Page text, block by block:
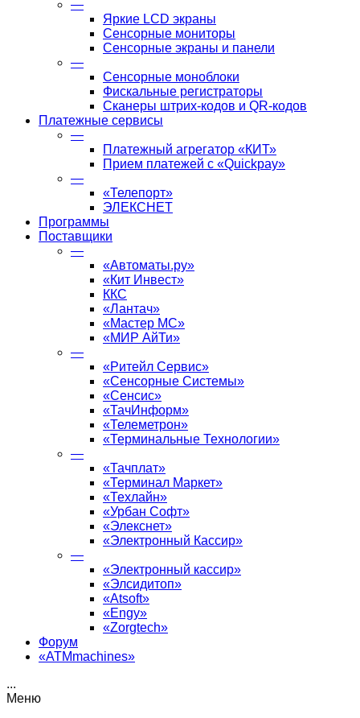
—
Яркие LCD экраны
Сенсорные мониторы
Сенсорные экраны и панели
—
Сенсорные моноблоки
Фискальные регистраторы
Сканеры штрих-кодов и QR-кодов
Платежные сервисы
—
Платежный агрегатор «КИТ»
Прием платежей с «Quickpay»
—
«Телепорт»
ЭЛЕКСНЕТ
Программы
Поставщики
—
«Автоматы.ру»
«Кит Инвест»
ККС
«Лантач»
«Мастер МС»
«МИР АйТи»
—
«Ритейл Сервис»
«Сенсорные Системы»
«Сенсис»
«ТачИнформ»
«Телеметрон»
«Терминальные Технологии»
—
«Тачплат»
«Терминал Маркет»
«Техлайн»
«Урбан Софт»
«Элекснет»
«Электронный Кассир»
—
«Электронный кассир»
«Элсидитоп»
«Atsoft»
«Engy»
«Zorgtech»
Форум
«ATMmachines»
...
Меню